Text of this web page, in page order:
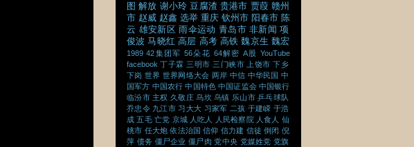
图 解放 谢小玲 豆腐渣 贵港市 贾葭 赣州
市 赵威 赵鑫 选举 重庆 钦州市 阳春市 陈
云 雄安新区 雨伞运动 青岛市 非新闻 项
俊波 马晓红 高层 高考 高铁 魏京生 魏宏
1989 42集团军 56朵花 64解密 A股 YouTube
facebook 丁子霖 三明市 三门峡市 上饶市 下乡
下岗 世界 世界网络大会 两岸 中信 中华民国 中
国军方 中国农行 中国特色 中国证监会 中国银行
临汾市 主权 久敬庄 乌坎 乌镇 乐山市 乒乓球队
乔忠令 九江市 习大大 习家军 二孩 于建嵘 于浩
成 五毛 亡党 京城 人吃人 人民检察院 人食人 仙
桃市 任大炮 依法治国 信仰 信力建 信徒 倒闭 倪
萍 债务 僵尸企业 僵尸肉 党中央 党媒姓党 党旗